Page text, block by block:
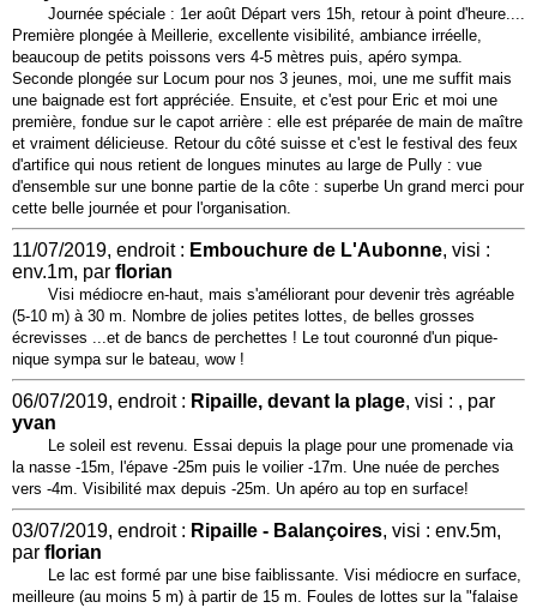
Journée spéciale : 1er août Départ vers 15h, retour à point d'heure....
Première plongée à Meillerie, excellente visibilité, ambiance irréelle,
beaucoup de petits poissons vers 4-5 mètres puis, apéro sympa.
Seconde plongée sur Locum pour nos 3 jeunes, moi, une me suffit mais
une baignade est fort appréciée. Ensuite, et c'est pour Eric et moi une
première, fondue sur le capot arrière : elle est préparée de main de maître
et vraiment délicieuse. Retour du côté suisse et c'est le festival des feux
d'artifice qui nous retient de longues minutes au large de Pully : vue
d'ensemble sur une bonne partie de la côte : superbe Un grand merci pour
cette belle journée et pour l'organisation.
11/07/2019, endroit : Embouchure de L'Aubonne, visi :
env.1m, par florian
Visi médiocre en-haut, mais s'améliorant pour devenir très agréable
(5-10 m) à 30 m. Nombre de jolies petites lottes, de belles grosses
écrevisses ...et de bancs de perchettes ! Le tout couronné d'un pique-
nique sympa sur le bateau, wow !
06/07/2019, endroit : Ripaille, devant la plage, visi : , par
yvan
Le soleil est revenu. Essai depuis la plage pour une promenade via
la nasse -15m, l'épave -25m puis le voilier -17m. Une nuée de perches
vers -4m. Visibilité max depuis -25m. Un apéro au top en surface!
03/07/2019, endroit : Ripaille - Balançoires, visi : env.5m,
par florian
Le lac est formé par une bise faiblissante. Visi médiocre en surface,
meilleure (au moins 5 m) à partir de 15 m. Foules de lottes sur la "falaise